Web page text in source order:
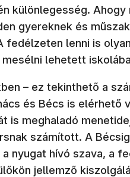
különlegesség.
gyereknek és
fedélzeten lenni is
lehetett
– ez tekinthető a
és Bécs is elérhető
is meghaladó
számított. A
nyugat hívó szava, a
jellemző